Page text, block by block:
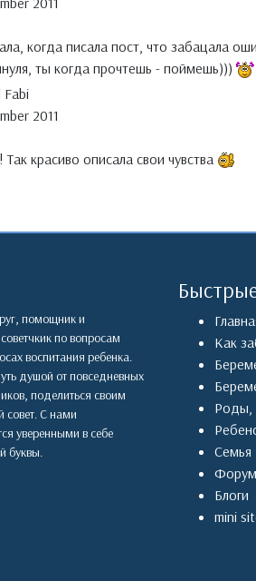
когда писала пост, что забацала
ты когда прочтешь - поймешь)))
Fabi
2011
красиво описала свои чувства
помощник и
по вопросам
воспитания ребенка.
душой от повседневных
поделиться своим
совет. С нами
уверенными в себе
буквы.
Как
Роды,
Семья
Блоги
mini